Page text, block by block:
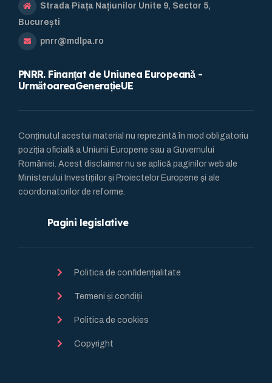
Strada Piața Națiunilor Unite 9, Sector 5,
București
pnrr@mdlpa.ro
PNRR. Finanțat de Uniunea Europeană -
UrmătoareaGenerațieUE
Conținutul acestui material nu reprezintă în mod obligatoriu
poziția oficială a Uniunii Europene sau a Guvernului
României. Acest disclaimer nu se aplică paginilor web ale
Ministerului Investițiilor și Proiectelor Europene și ale
coordonatorilor de reforme.
Pagini legislative
Politica de confidențialitate
Termeni și condiții
Politica de cookies
Copyright